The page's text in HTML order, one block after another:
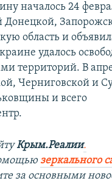
началось 24
Донецкой,
область и
удалось
территорий. В
Черниговской и
и всего
Крым.Реалии.
зеркального
за основными